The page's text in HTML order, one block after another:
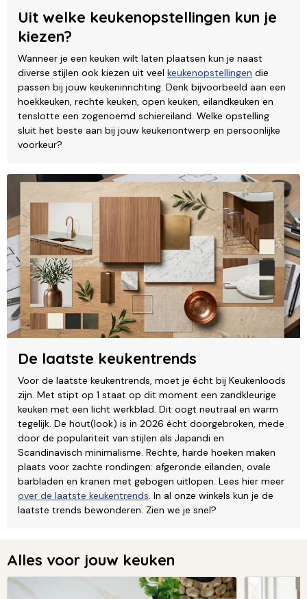
Uit welke keukenopstellingen kun je
kiezen?
Wanneer je een keuken wilt laten plaatsen kun je naast
diverse stijlen ook kiezen uit veel keukenopstellingen die
passen bij jouw keukeninrichting. Denk bijvoorbeeld aan een
hoekkeuken, rechte keuken, open keuken, eilandkeuken en
tenslotte een zogenoemd schiereiland. Welke opstelling
sluit het beste aan bij jouw keukenontwerp en persoonlijke
voorkeur?
De laatste keukentrends
Voor de laatste keukentrends, moet je écht bij Keukenloods
zijn. Met stipt op 1 staat op dit moment een zandkleurige
keuken met een licht werkblad. Dit oogt neutraal en warm
tegelijk. De hout(look) is in 2026 écht doorgebroken, mede
door de populariteit van stijlen als Japandi en
Scandinavisch minimalisme. Rechte, harde hoeken maken
plaats voor zachte rondingen: afgeronde eilanden, ovale
barbladen en kranen met gebogen uitlopen. Lees hier meer
over de laatste keukentrends. In al onze winkels kun je de
laatste trends bewonderen. Zien we je snel?
Alles voor jouw keuken